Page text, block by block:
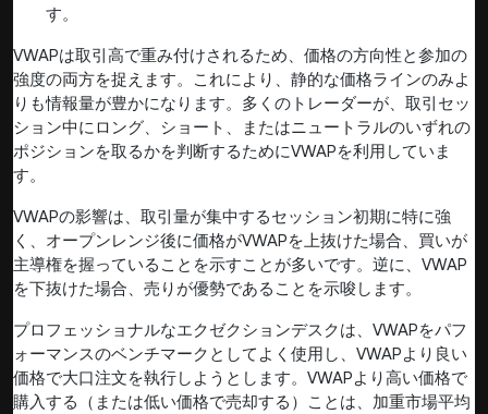
す。
VWAPは取引高で重み付けされるため、価格の方向性と参加の
強度の両方を捉えます。これにより、静的な価格ラインのみよ
りも情報量が豊かになります。多くのトレーダーが、取引セッ
ション中にロング、ショート、またはニュートラルのいずれの
ポジションを取るかを判断するためにVWAPを利用していま
す。
VWAPの影響は、取引量が集中するセッション初期に特に強
く、オープンレンジ後に価格がVWAPを上抜けた場合、買いが
主導権を握っていることを示すことが多いです。逆に、VWAP
を下抜けた場合、売りが優勢であることを示唆します。
プロフェッショナルなエクゼクションデスクは、VWAPをパフ
ォーマンスのベンチマークとしてよく使用し、VWAPより良い
価格で大口注文を執行しようとします。VWAPより高い価格で
購入する（または低い価格で売却する）ことは、加重市場平均